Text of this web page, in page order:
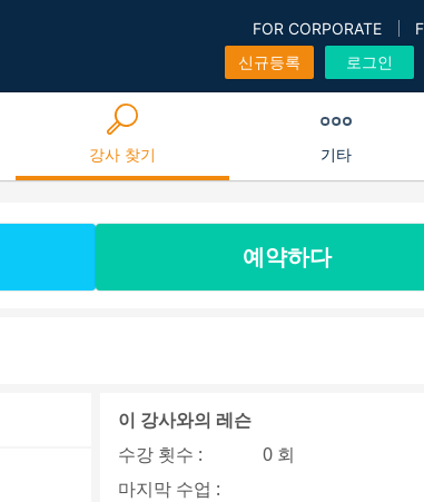
FOR CORPORATE
신규등록
로그인
강사 찾기 기타
예약하다
이 강사와의 레슨
수강 횟수 :
0 회
마지막 수업 :